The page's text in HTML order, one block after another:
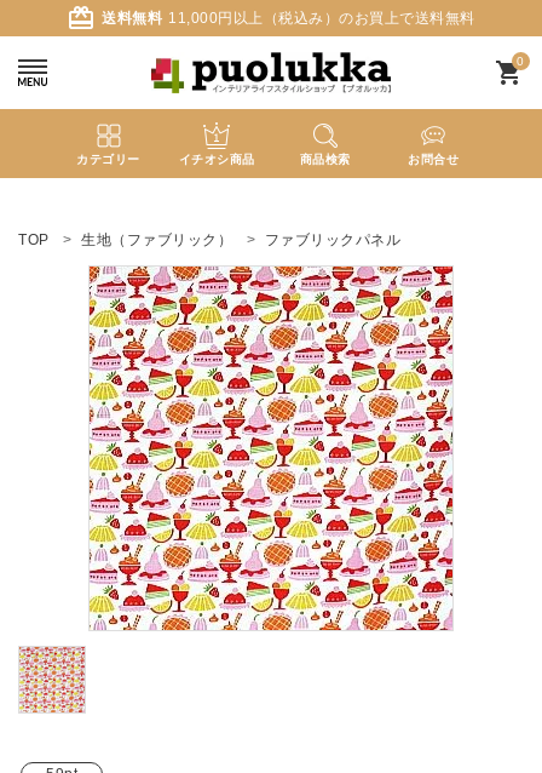
card_giftcard 送料無料 11,000円以上（税込み）のお買上で送料無料
0
shopping_cart
カテゴリー イチオシ商品 商品検索 お問合せ
ようこそ ゲスト 様
ログイン person 新規会員登録
search
新着商品
カテゴリーから探す
ブランド
ガイドライン
TOP 生地（ファブリック） ファブリックパネル